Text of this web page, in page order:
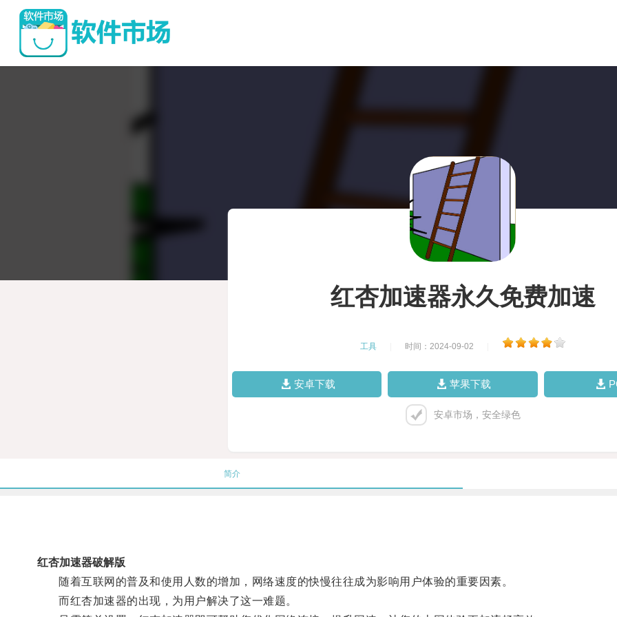
红杏加速器永久免费加速
工具 时间：2024-09-02
安卓下载 苹果下载
安卓市场，安全绿色
简介
红杏加速器破解版
随着互联网的普及和使用人数的增加，网络速度的快慢往往成为影响用户体验的重要因素。
而红杏加速器的出现，为用户解决了这一难题。